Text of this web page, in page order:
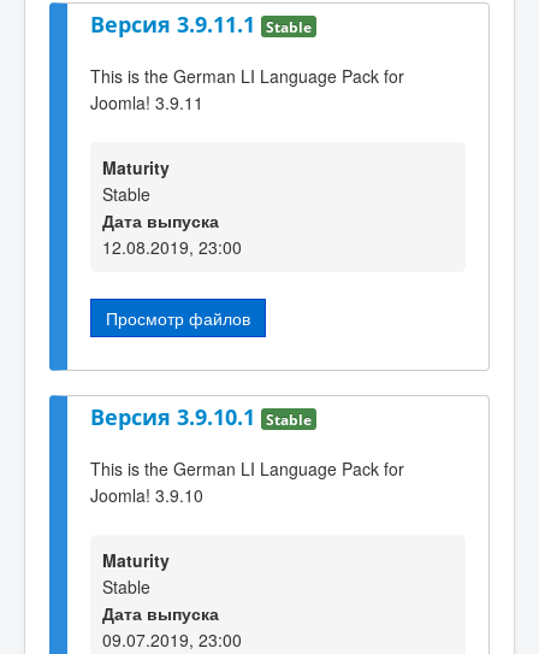
Версия 3.9.11.1 Stable
This is the German LI Language Pack for
Joomla! 3.9.11
Maturity
Stable
Дата выпуска
12.08.2019, 23:00
Просмотр файлов
Версия 3.9.10.1 Stable
This is the German LI Language Pack for
Joomla! 3.9.10
Maturity
Stable
Дата выпуска
09.07.2019, 23:00